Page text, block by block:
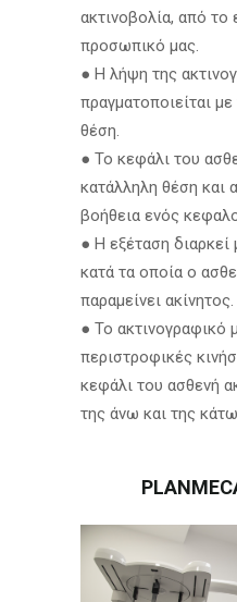
ακτινοβολία, από το
προσωπικό μας.
● Η λήψη της
πραγματοποιείται
θέση.
● Το κεφάλι του
κατάλληλη θέση και
βοήθεια ενός
● Η εξέταση διαρκεί
κατά τα οποία ο
παραμείνει ακίνητος.
● Το ακτινογραφικό
περιστροφικές
κεφάλι του ασθενή
της άνω και της